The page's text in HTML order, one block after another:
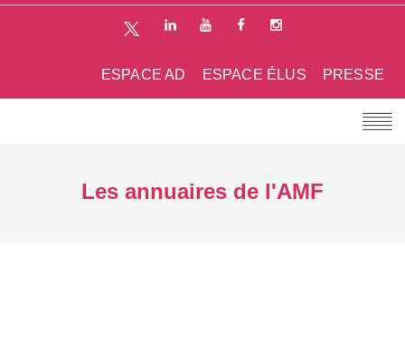
PRESSE
ESPACE ÉLUS
ESPACE AD
Les annuaires de l'AMF